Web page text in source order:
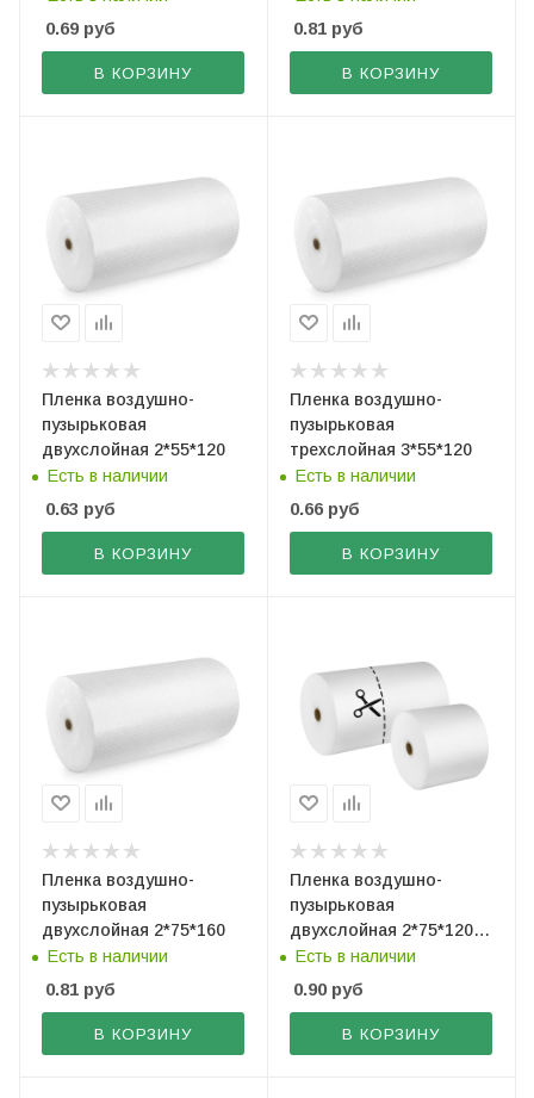
0.69 руб
В КОРЗИНУ
0.81 руб
В КОРЗИНУ
Пленка воздушно-
пузырьковая
двухслойная 2*55*120
Есть в наличии
0.63 руб
В КОРЗИНУ
Пленка воздушно-
пузырьковая
трехслойная 3*55*120
Есть в наличии
0.66 руб
В КОРЗИНУ
Пленка воздушно-
пузырьковая
двухслойная 2*75*160
Есть в наличии
0.81 руб
В КОРЗИНУ
Пленка воздушно-
пузырьковая
двухслойная 2*75*120
(рез. по 60 см)
Есть в наличии
0.90 руб
В КОРЗИНУ